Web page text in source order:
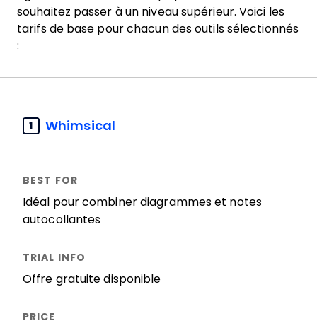
souhaitez passer à un niveau supérieur. Voici les
tarifs de base pour chacun des outils sélectionnés
:
1 Whimsical
Idéal pour combiner diagrammes et notes
autocollantes
Offre gratuite disponible